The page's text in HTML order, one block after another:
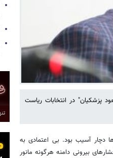
پزشکیان" در انتخابات ریاست
دچار آسیب‌ بود. بی اعتمادی به
بیرونی دامنه هرگونه مانور